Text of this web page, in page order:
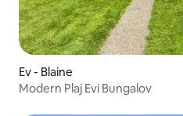
Ev - Blaine
Modern Plaj Evi Bungalov